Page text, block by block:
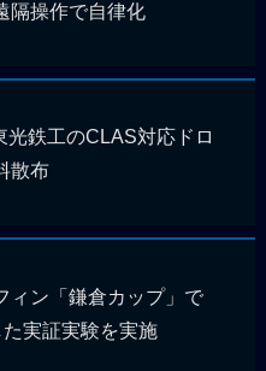
隔操作で自律化
光鉄工のCLAS対応ドロ
散布
ィン「鎌倉カップ」で
実証実験を実施